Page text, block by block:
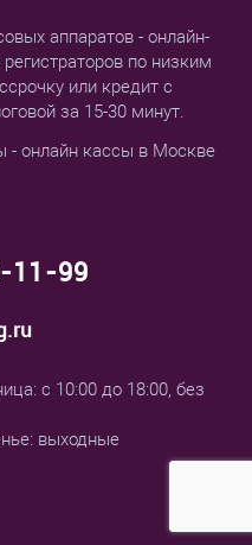
аппаратов - онлайн-
по низким
или кредит с
за 15-30 минут.
- онлайн кассы в Москве
11-99
с 10:00 до 18:00, без
выходные